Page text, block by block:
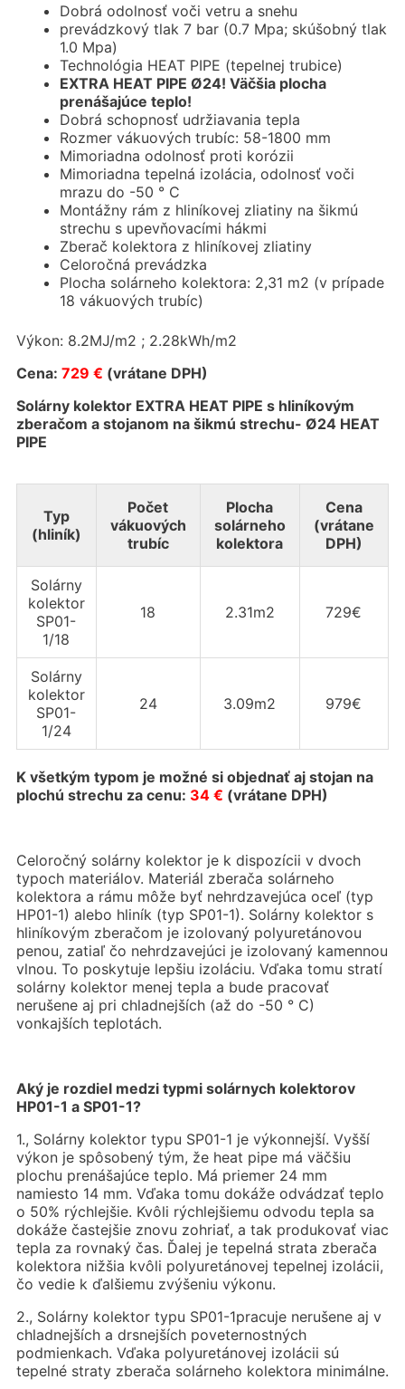
Dobrá odolnosť voči vetru a snehu
prevádzkový tlak 7 bar (0.7 Mpa; skúšobný tlak
1.0 Mpa)
Technológia HEAT PIPE (tepelnej trubice)
EXTRA HEAT PIPE Ø24! Väčšia plocha
prenášajúce teplo!
Dobrá schopnosť udržiavania tepla
Rozmer vákuových trubíc: 58-1800 mm
Mimoriadna odolnosť proti korózii
Mimoriadna tepelná izolácia, odolnosť voči
mrazu do -50 ° C
Montážny rám z hliníkovej zliatiny na šikmú
strechu s upevňovacími hákmi
Zberač kolektora z hliníkovej zliatiny
Celoročná prevádzka
Plocha solárneho kolektora: 2,31 m2 (v prípade
18 vákuových trubíc)
Výkon: 8.2MJ/m2 ; 2.28kWh/m2
Cena: 729 € (vrátane DPH)
Solárny kolektor EXTRA HEAT PIPE s hliníkovým
zberačom a stojanom na šikmú strechu- Ø24 HEAT
PIPE
Typ
(hliník)
Počet
vákuových
trubíc
Plocha
solárneho
kolektora
Cena
(vrátane
DPH)
Solárny
kolektor
SP01-
1/18
18 2.31m2 729€
Solárny
kolektor
SP01-
1/24
24 3.09m2 979€
K všetkým typom je možné si objednať aj stojan na
plochú strechu za cenu: 34 € (vrátane DPH)
Celoročný solárny kolektor je k dispozícii v dvoch
typoch materiálov. Materiál zberača solárneho
kolektora a rámu môže byť nehrdzavejúca oceľ (typ
HP01-1) alebo hliník (typ SP01-1). Solárny kolektor s
hliníkovým zberačom je izolovaný polyuretánovou
penou, zatiaľ čo nehrdzavejúci je izolovaný kamennou
vlnou. To poskytuje lepšiu izoláciu. Vďaka tomu stratí
solárny kolektor menej tepla a bude pracovať
nerušene aj pri chladnejších (až do -50 ° C)
vonkajších teplotách.
Aký je rozdiel medzi typmi solárnych kolektorov
HP01-1 a SP01-1?
1., Solárny kolektor typu SP01-1 je výkonnejší. Vyšší
výkon je spôsobený tým, že heat pipe má väčšiu
plochu prenášajúce teplo. Má priemer 24 mm
namiesto 14 mm. Vďaka tomu dokáže odvádzať teplo
o 50% rýchlejšie. Kvôli rýchlejšiemu odvodu tepla sa
dokáže častejšie znovu zohriať, a tak produkovať viac
tepla za rovnaký čas. Ďalej je tepelná strata zberača
kolektora nižšia kvôli polyuretánovej tepelnej izolácii,
čo vedie k ďalšiemu zvýšeniu výkonu.
2., Solárny kolektor typu SP01-1pracuje nerušene aj v
chladnejších a drsnejších poveternostných
podmienkach. Vďaka polyuretánovej izolácii sú
tepelné straty zberača solárneho kolektora minimálne.